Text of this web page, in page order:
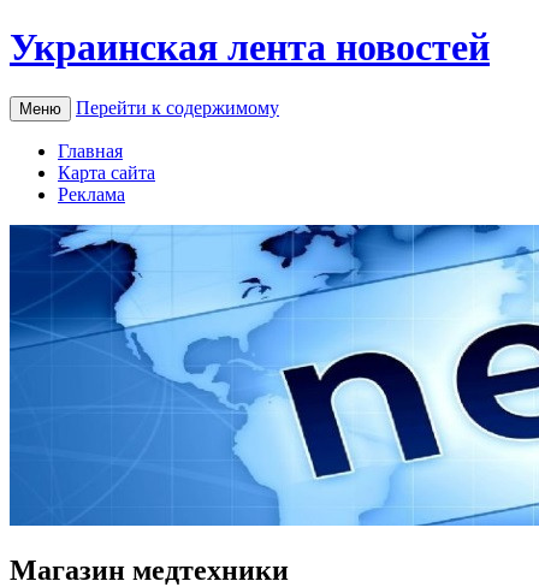
Украинская лента новостей
Меню Перейти к содержимому
Главная
Карта сайта
Реклама
Магазин медтехники